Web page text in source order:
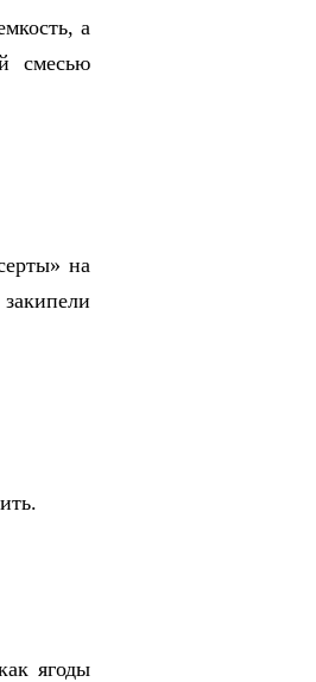
а
смесью
на
ягоды